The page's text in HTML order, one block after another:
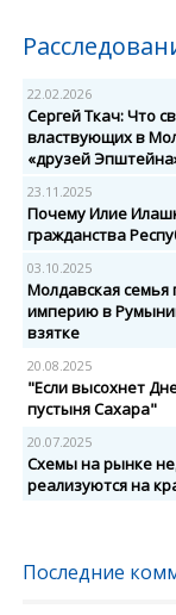
22.02.2026
Сергей Ткач: Что
властвующих в
«друзей
23.11.2025
Почему Илие
гражданства
03.10.2025
Молдавская семья
империю в
взятке
20.08.2025
"Если высохнет
пустыня Сахара"
20.07.2025
Схемы на рынке
реализуются на
Последние